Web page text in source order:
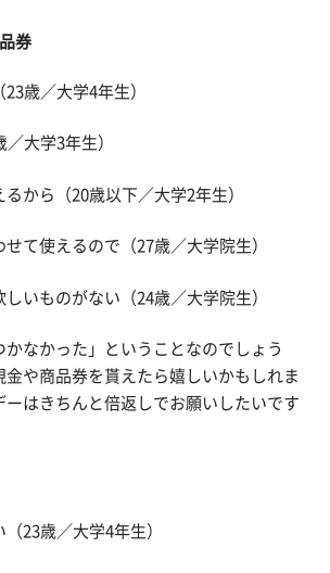
券
歳／大学4年生）
／大学3年生）
るから（20歳以下／大学2年生）
せて使えるので（27歳／大学院生）
しいものがない（24歳／大学院生）
かなかった」ということなのでしょう
や商品券を貰えたら嬉しいかもしれま
ーはきちんと倍返しでお願いしたいです
23歳／大学4年生）